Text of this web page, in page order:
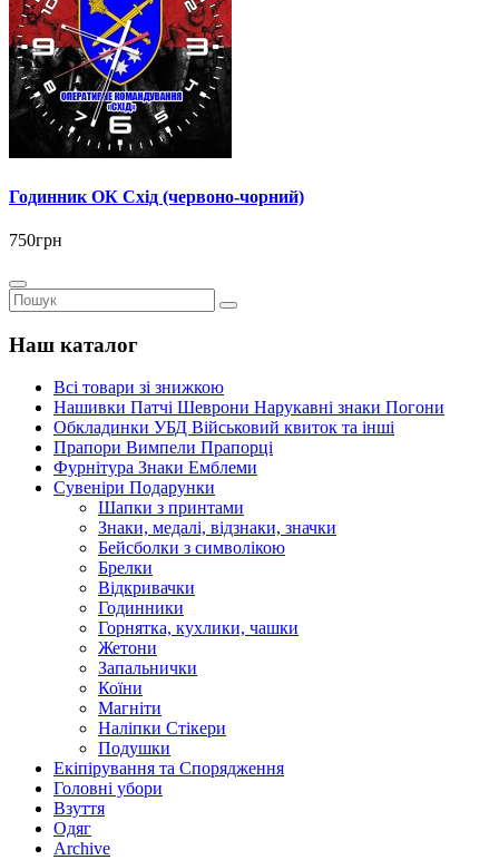
Годинник ОК Схід (червоно-чорний)
750грн
Наш каталог
Всі товари зі знижкою
Нашивки Патчі Шеврони Нарукавні знаки Погони
Обкладинки УБД Військовий квиток та інші
Прапори Вимпели Прапорці
Фурнітура Знаки Емблеми
Сувеніри Подарунки
Шапки з принтами
Знаки, медалі, відзнаки, значки
Бейсболки з символікою
Брелки
Відкривачки
Годинники
Горнятка, кухлики, чашки
Жетони
Запальнички
Коїни
Магніти
Наліпки Стікери
Подушки
Екіпірування та Спорядження
Головні убори
Взуття
Одяг
Archive